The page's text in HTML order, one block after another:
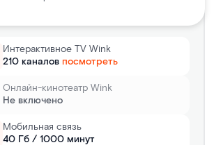
Интерактивное TV Wink
210 каналов посмотреть
Онлайн-кинотеатр Wink
Не включено
Мобильная связь
40 Гб / 1000 минут